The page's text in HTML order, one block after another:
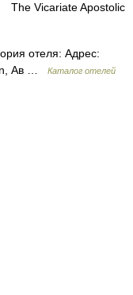
The Vicariate Apostolic
отеля: Адрес:
Ав …
Каталог отелей